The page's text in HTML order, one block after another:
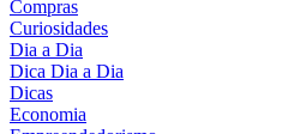
Compras
Curiosidades
Dia a Dia
Dica Dia a Dia
Dicas
Economia